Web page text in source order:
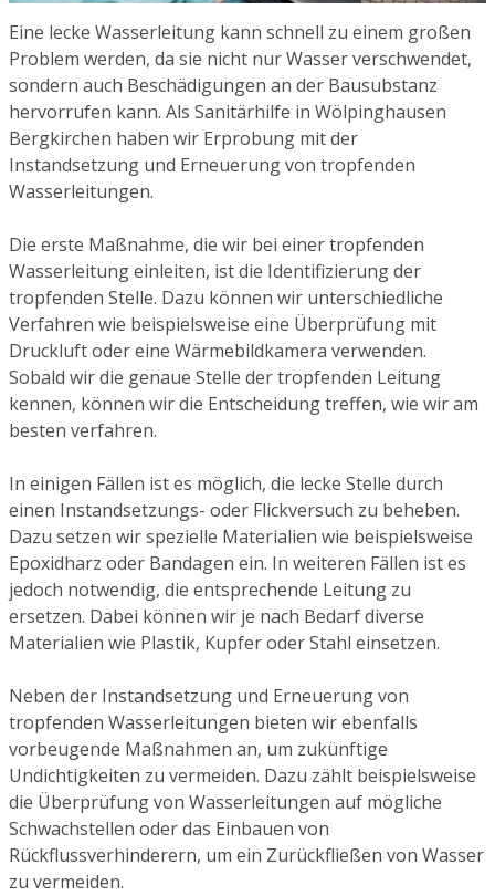
Eine lecke Wasserleitung kann schnell zu einem großen
Problem werden, da sie nicht nur Wasser verschwendet,
sondern auch Beschädigungen an der Bausubstanz
hervorrufen kann. Als Sanitärhilfe in Wölpinghausen
Bergkirchen haben wir Erprobung mit der
Instandsetzung und Erneuerung von tropfenden
Wasserleitungen.
Die erste Maßnahme, die wir bei einer tropfenden
Wasserleitung einleiten, ist die Identifizierung der
tropfenden Stelle. Dazu können wir unterschiedliche
Verfahren wie beispielsweise eine Überprüfung mit
Druckluft oder eine Wärmebildkamera verwenden.
Sobald wir die genaue Stelle der tropfenden Leitung
kennen, können wir die Entscheidung treffen, wie wir am
besten verfahren.
In einigen Fällen ist es möglich, die lecke Stelle durch
einen Instandsetzungs- oder Flickversuch zu beheben.
Dazu setzen wir spezielle Materialien wie beispielsweise
Epoxidharz oder Bandagen ein. In weiteren Fällen ist es
jedoch notwendig, die entsprechende Leitung zu
ersetzen. Dabei können wir je nach Bedarf diverse
Materialien wie Plastik, Kupfer oder Stahl einsetzen.
Neben der Instandsetzung und Erneuerung von
tropfenden Wasserleitungen bieten wir ebenfalls
vorbeugende Maßnahmen an, um zukünftige
Undichtigkeiten zu vermeiden. Dazu zählt beispielsweise
die Überprüfung von Wasserleitungen auf mögliche
Schwachstellen oder das Einbauen von
Rückflussverhinderern, um ein Zurückfließen von Wasser
zu vermeiden.